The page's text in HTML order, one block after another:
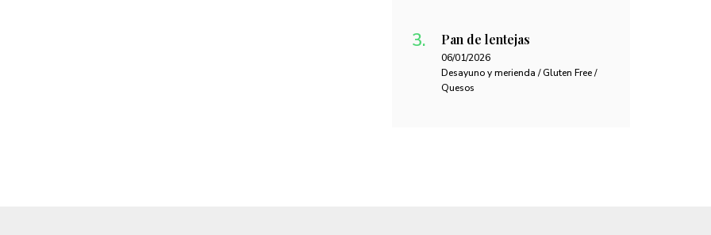
Pan de lentejas
06/01/2026
Desayuno y merienda / Gluten Free /
Quesos